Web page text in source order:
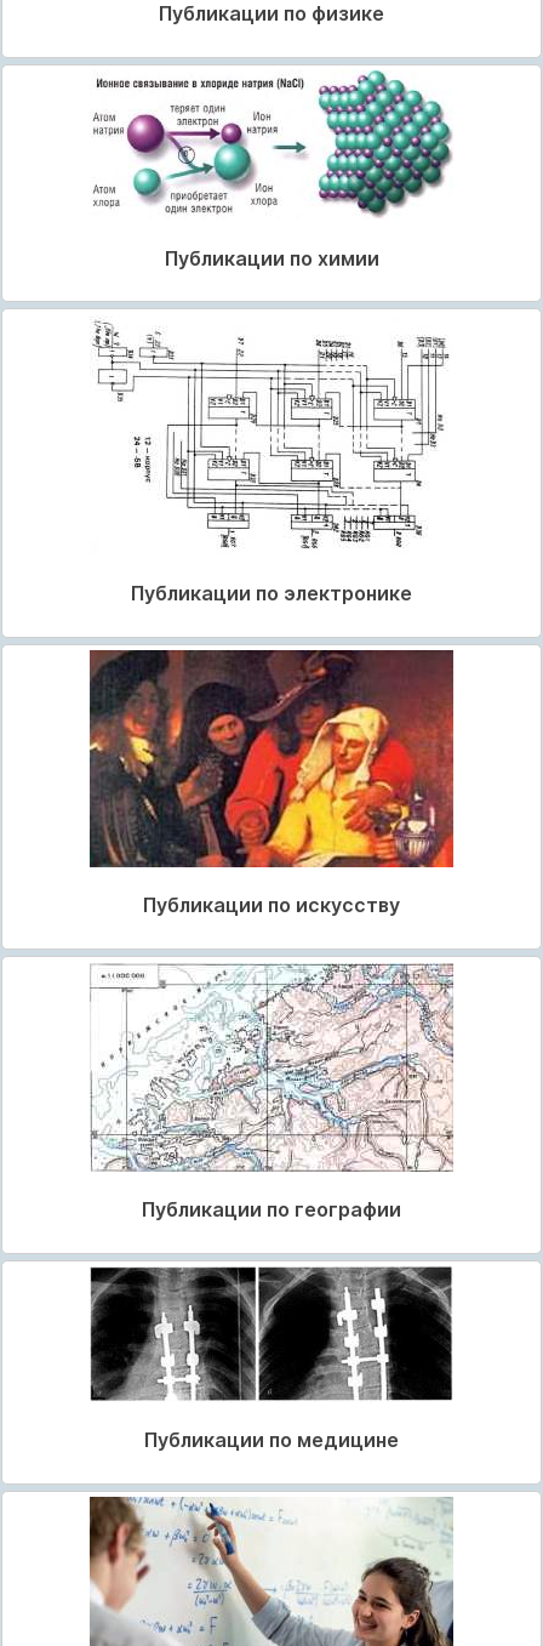
Публикации по физике
Публикации по химии
Публикации по электронике
Публикации по искусству
Публикации по географии
Публикации по медицине